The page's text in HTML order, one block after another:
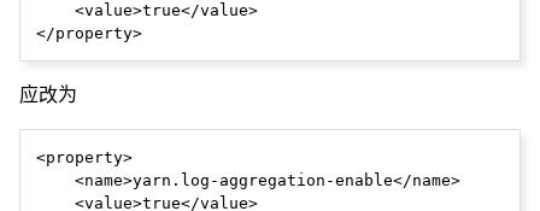
    <value>true</value>
应改为
<property>
    <name>yarn.log-aggregation-enable</name>
    <value>true</value>